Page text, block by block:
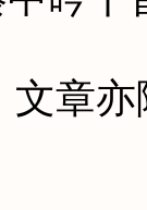
章亦